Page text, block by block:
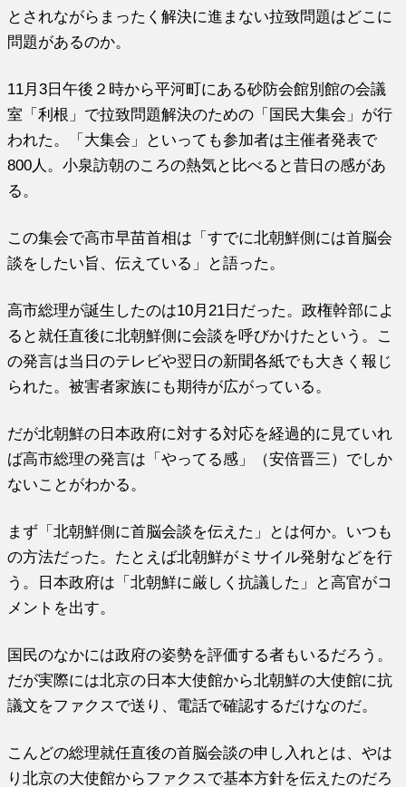
とされながらまったく解決に進まない拉致問題はどこに
問題があるのか。
11月3日午後２時から平河町にある砂防会館別館の会議
室「利根」で拉致問題解決のための「国民大集会」が行
われた。「大集会」といっても参加者は主催者発表で
800人。小泉訪朝のころの熱気と比べると昔日の感があ
る。
この集会で高市早苗首相は「すでに北朝鮮側には首脳会
談をしたい旨、伝えている」と語った。
高市総理が誕生したのは10月21日だった。政権幹部によ
ると就任直後に北朝鮮側に会談を呼びかけたという。こ
の発言は当日のテレビや翌日の新聞各紙でも大きく報じ
られた。被害者家族にも期待が広がっている。
だが北朝鮮の日本政府に対する対応を経過的に見ていれ
ば高市総理の発言は「やってる感」（安倍晋三）でしか
ないことがわかる。
まず「北朝鮮側に首脳会談を伝えた」とは何か。いつも
の方法だった。たとえば北朝鮮がミサイル発射などを行
う。日本政府は「北朝鮮に厳しく抗議した」と高官がコ
メントを出す。
国民のなかには政府の姿勢を評価する者もいるだろう。
だが実際には北京の日本大使館から北朝鮮の大使館に抗
議文をファクスで送り、電話で確認するだけなのだ。
こんどの総理就任直後の首脳会談の申し入れとは、やは
り北京の大使館からファクスで基本方針を伝えたのだろ